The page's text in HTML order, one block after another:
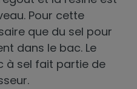
Pour cette
que du sel pour
dans le bac. Le
à sel fait partie de